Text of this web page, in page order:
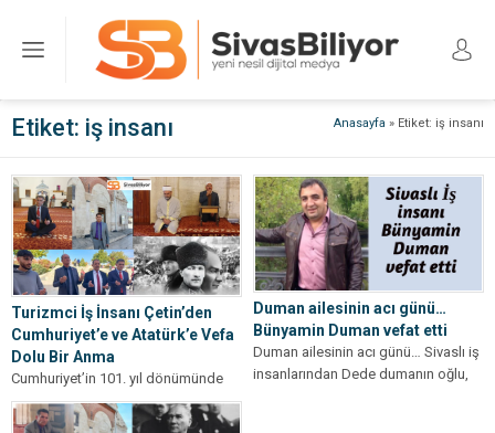
Anasayfa » Etiket: iş insanı
Etiket: iş insanı
Turizmci İş İnsanı Çetin’den
Cumhuriyet’e ve Atatürk’e Vefa
Dolu Bir Anma
Cumhuriyet’in 101. yıl dönümünde
Sivas, unutulmayacak bir anmaya ev
sahipliği yapmaya hazırlanıyor. Ege
Duman ailesinin acı günü…
Bünyamin Duman vefat etti
Duman ailesinin acı günü… Sivaslı iş
insanlarından Dede dumanın oğlu,